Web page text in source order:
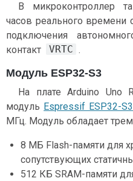
В микроконтроллер
часов реального времени
подключения
контакт
VRTC .
Модуль ESP32-S3
На плате Arduino Uno
модуль Espressif ESP32-S3
МГц. Модуль обладает
8 МБ Flash-памяти для
сопутствующих
512 КБ SRAM-памяти